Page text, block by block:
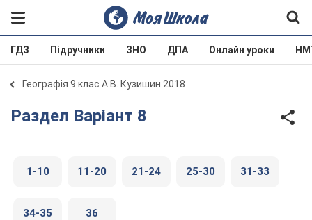
ГДЗ Підручники ЗНО ДПА Онлайн уроки
Географія 9 клас А.В. Кузишин 2018
Раздел Варіант 8
1-10 11-20 21-24 25-30 31-33
34-35 36